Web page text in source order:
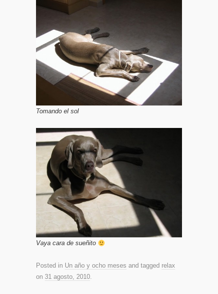
Tomando el sol
Vaya cara de sueñito
Posted in Un año y ocho meses and tagged relax
on 31 agosto, 2010.